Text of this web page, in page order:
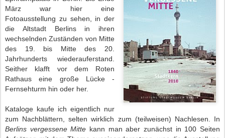
März war hier eine
Fotoausstellung zu sehen, in der
die Altstadt Berlins in ihren
wechselnden Zuständen von Mitte
des 19. bis Mitte des 20.
Jahrhunderts wiederauferstand.
Seither klafft vor dem Roten
Rathaus eine große Lücke -
Fernsehturm hin oder her.
Kataloge kaufe ich eigentlich nur
zum Nachblättern, selten wirklich zum (teilweisen) Nachlesen. In
Berlins vergessene Mitte kann man aber zunächst in 100 Seiten